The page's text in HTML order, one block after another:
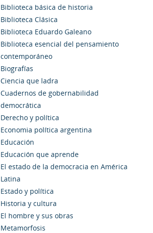
Biblioteca básica de historia
Biblioteca Clásica
Biblioteca Eduardo Galeano
Biblioteca esencial del pensamiento
contemporáneo
Biografías
Ciencia que ladra
Cuadernos de gobernabilidad
democrática
Derecho y política
Economia política argentina
Educación
Educación que aprende
El estado de la democracia en América
Latina
Estado y política
Historia y cultura
El hombre y sus obras
Metamorfosis